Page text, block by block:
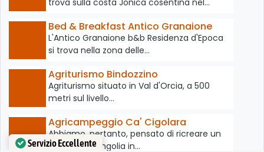
trova sulla costa Jonica cosentina nel…
Bed & Breakfast Antico Granaione
L'Antico Granaione b&b Residenza d'Epoca
si trova nella zona delle…
Agriturismo Bindozzino
Agriturismo situato in Val d'Orcia, a 500
metri sul livello…
Agricampeggio Ca' Cigolara
Abbiamo, pertanto, pensato di ricreare un
angolo di Mongolia in…
Servizio Eccellente